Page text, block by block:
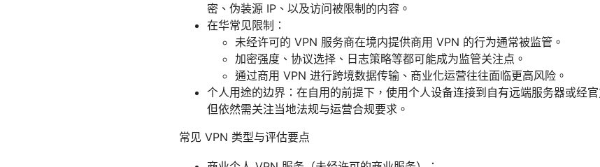
密、伪装源 IP、以及访问被限制的内容。
在华常见限制：
未经许可的 VPN 服务商在境内提供商用 VPN 的行为通常被监管。
加密强度、协议选择、日志策略等都可能成为监管关注点。
通过商用 VPN 进行跨境数据传输、商业化运营往往面临更高风险。
个人用途的边界：在自用的前提下，使用个人设备连接到自有远端服务器或经
但依然需关注当地法规与运营合规要求。
常见 VPN 类型与评估要点